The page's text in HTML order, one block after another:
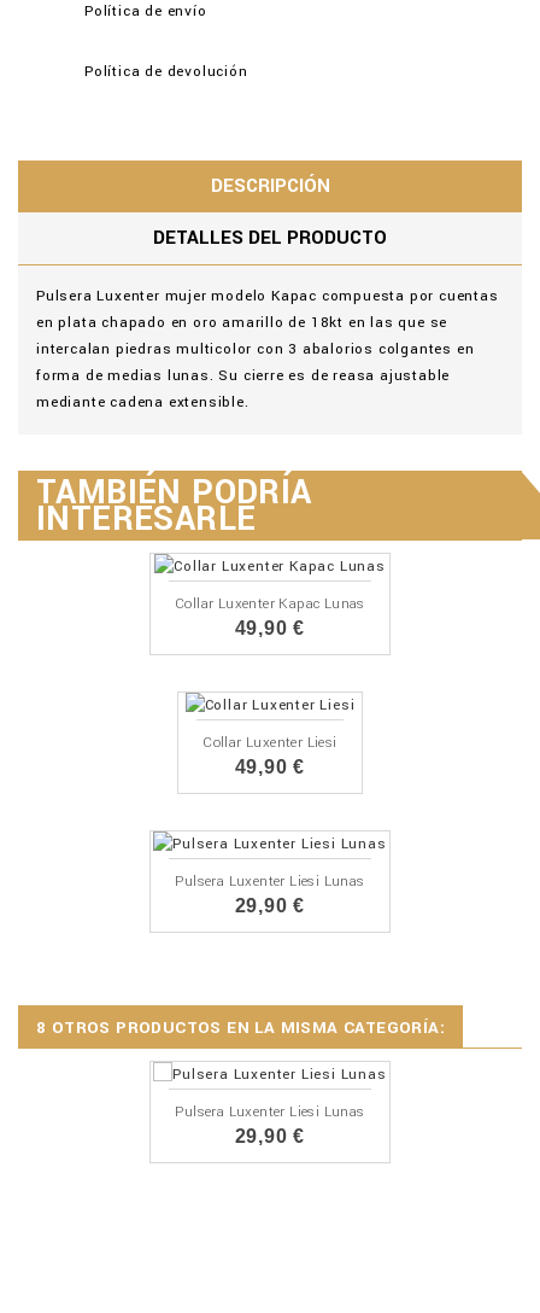
Política de envío
Política de devolución
DESCRIPCIÓN
DETALLES DEL PRODUCTO
Pulsera Luxenter mujer modelo Kapac compuesta por cuentas
en plata chapado en oro amarillo de 18kt en las que se
intercalan piedras multicolor con 3 abalorios colgantes en
forma de medias lunas. Su cierre es de reasa ajustable
mediante cadena extensible.
TAMBIÉN PODRÍA
INTERESARLE
Collar Luxenter Kapac Lunas
49,90 €
Collar Luxenter Liesi
49,90 €
Pulsera Luxenter Liesi Lunas
29,90 €
8 OTROS PRODUCTOS EN LA MISMA CATEGORÍA:
Pulsera Luxenter Liesi Lunas
29,90 €